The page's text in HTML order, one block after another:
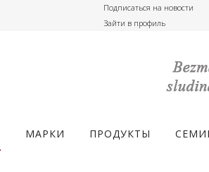
Подписаться на новости
Зайти в профиль
МАРКИ ПРОДУКТЫ